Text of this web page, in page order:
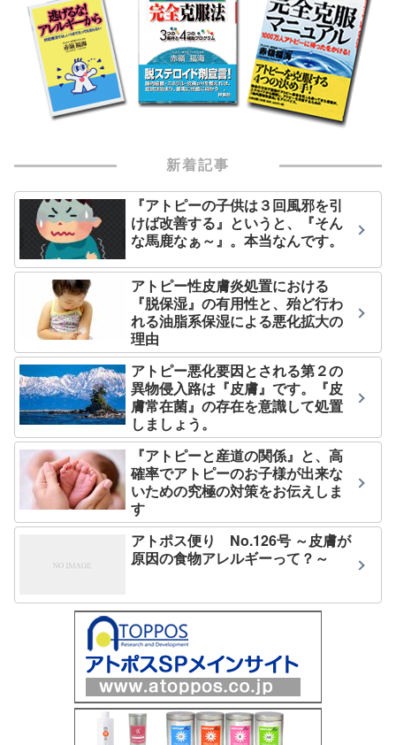
新着記事
『アトピーの子供は３回風邪を引
けば改善する』というと、『そん
な馬鹿なぁ～』。本当なんです。
アトピー性皮膚炎処置における
『脱保湿』の有用性と、殆ど行わ
れる油脂系保湿による悪化拡大の
理由
アトピー悪化要因とされる第２の
異物侵入路は『皮膚』です。『皮
膚常在菌』の存在を意識して処置
しましょう。
『アトピーと産道の関係』と、高
確率でアトピーのお子様が出来な
いための究極の対策をお伝えしま
す
アトポス便り No.126号 ～皮膚が
原因の食物アレルギーって？～